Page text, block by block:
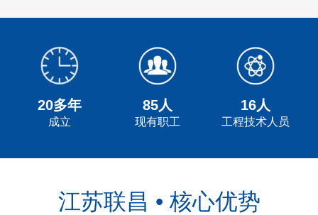
20多年
成立
85人
现有职工
16人
工程技术人员
江苏联昌 • 核心优势